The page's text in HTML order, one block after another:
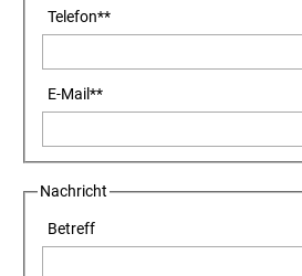
Telefon**
E-Mail**
Nachricht
Betreff